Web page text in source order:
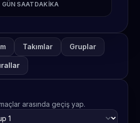
GÜN SAAT DAKIKA
Takımlar Gruplar
arasında geçiş yap.